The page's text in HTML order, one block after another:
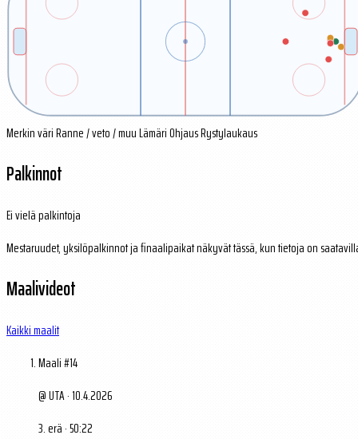
Merkin väriRanne / veto / muuLämäriOhjausRystylaukaus
Palkinnot
Ei vielä palkintoja
Mestaruudet, yksilöpalkinnot ja finaalipaikat näkyvät tässä, kun tietoja on
Maalivideot
Kaikki maalit
Maali #14
@ UTA · 10.4.2026
3. erä · 50:22